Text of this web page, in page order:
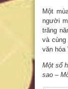
Một
người
trăng
và
văn hóa
Một số
sao –